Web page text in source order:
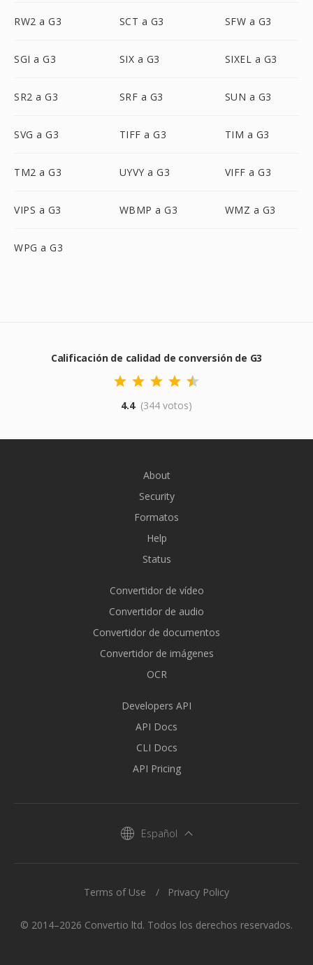
RW2 a G3 SCT a G3 SFW a G3
SGI a G3 SIX a G3 SIXEL a G3
SR2 a G3 SRF a G3 SUN a G3
SVG a G3 TIFF a G3 TIM a G3
TM2 a G3 UYVY a G3 VIFF a G3
VIPS a G3 WBMP a G3 WMZ a G3
WPG a G3
Calificación de calidad de conversión de G3
4.4 (344 votos)
About
Security
Formatos
Help
Status
Convertidor de vídeo
Convertidor de audio
Convertidor de documentos
Convertidor de imágenes
OCR
Developers API
API Docs
CLI Docs
API Pricing
Español
© 2014–2026 Convertio ltd. Todos los derechos reservados.
Terms of Use Privacy Policy